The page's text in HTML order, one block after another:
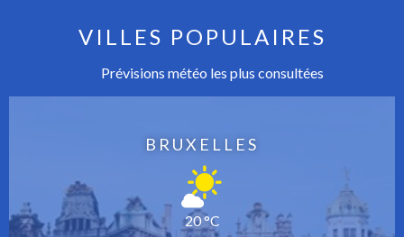
VILLES POPULAIRES
Prévisions météo les plus consultées
BRUXELLES
20 °C